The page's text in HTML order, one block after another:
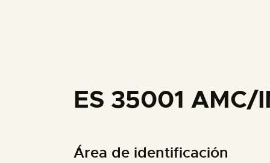
ES 35001 AMC/
Área de identificación